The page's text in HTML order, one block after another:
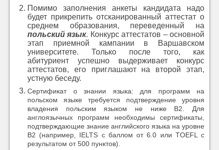
Помимо заполнения анкеты кандидата надо
будет прикрепить отсканированный аттестат о
среднем образования, переведенный на
польский язык. Конкурс аттестатов – основной
этап приемной кампании в Варшавском
университете. Только после того, как
абитуриент успешно выдерживает конкурс
аттестатов, его приглашают на второй этап,
устную беседу.
Сертификат о знании языка: для программ на
польском языке требуется подтверждение уровня
владения польским языком не ниже B2. Для
англоязычных программ необходимы сертификаты,
подтверждающие знание английского языка на уровне
B2 (например, IELTS с баллом от 6.0 или TOEFL с
результатом от 500 пунктов).